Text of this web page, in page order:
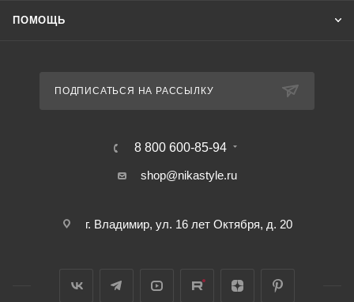
ПОМОЩЬ
ПОДПИСАТЬСЯ НА РАССЫЛКУ
8 800 600-85-94
shop@nikastyle.ru
г. Владимир, ул. 16 лет Октября, д. 20